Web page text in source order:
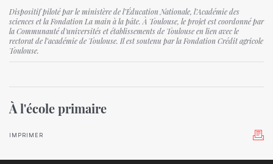
Dispositif piloté par le ministère de l’Éducation Nationale, l’Académie des
sciences et la Fondation La main à la pâte. À Toulouse, le projet est coordonné par
la Communauté d'universités et établissements de Toulouse en lien avec le
rectorat de l’académie de Toulouse. Il est soutenu par la Fondation Crédit agricole
Toulouse.
À l'école primaire
IMPRIMER